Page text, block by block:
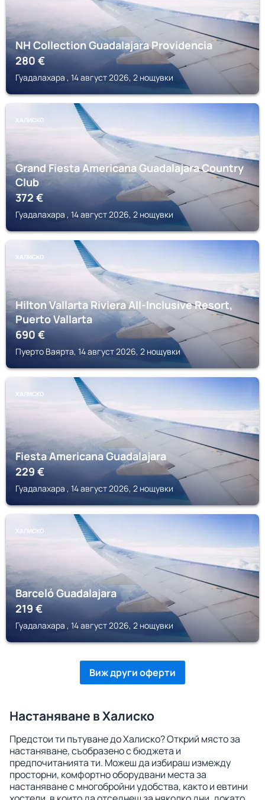
NH Collection Guadalajara Providencia
280€
Гуадалахара , 14 август 2026, 2 нощувки
ХАЛИСКО
Grand Fiesta Americana Guadalajara Country
Club
372€
Гуадалахара , 14 август 2026, 2 нощувки
ХАЛИСКО
Hilton Vallarta Riviera All-Inclusive Resort,
Puerto Vallarta
690€
Пуерто Ваярта, 14 август 2026, 2 нощувки
ХАЛИСКО
Fiesta Americana Guadalajara
229€
Гуадалахара , 14 август 2026, 2 нощувки
ХАЛИСКО
Barceló Guadalajara
219€
Гуадалахара , 14 август 2026, 2 нощувки
Виж други оферти
Настаняване в Халиско
Предстои ти пътуване до Халиско? Открий място за
настаняване, съобразено с бюджета и
предпочитанията ти. Можеш да избираш измежду
просторни, комфортно оборудвани места за
настаняване с многобройни удобства, както и евтини